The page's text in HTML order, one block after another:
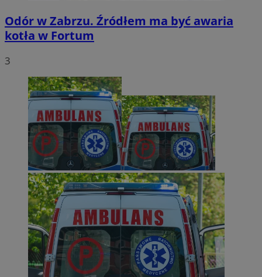
Odór w Zabrzu. Źródłem ma być awaria
kotła w Fortum
3